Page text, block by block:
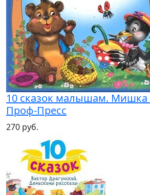
10 сказок малышам. Мишка
Проф-Пресс
270 руб.